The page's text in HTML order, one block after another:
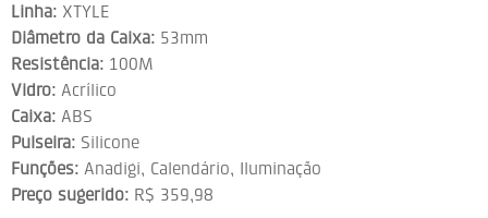
Linha: XTYLE
Diâmetro da Caixa: 53mm
Resistência: 100M
Vidro: Acrílico
Caixa: ABS
Pulseira: Silicone
Funções: Anadigi, Calendário, Iluminação
Preço sugerido: R$ 359,98